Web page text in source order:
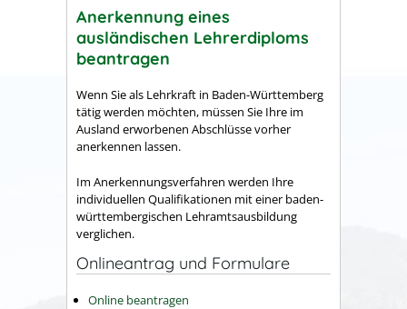
Anerkennung eines
ausländischen Lehrerdiploms
beantragen
Wenn Sie als Lehrkraft in Baden-Württemberg
tätig werden möchten, müssen Sie Ihre im
Ausland erworbenen Abschlüsse vorher
anerkennen lassen.
Im Anerkennungsverfahren werden Ihre
individuellen Qualifi­kationen mit einer baden-
württembergischen Lehramtsausbildung
verglichen.
Onlineantrag und Formulare
Online beantragen